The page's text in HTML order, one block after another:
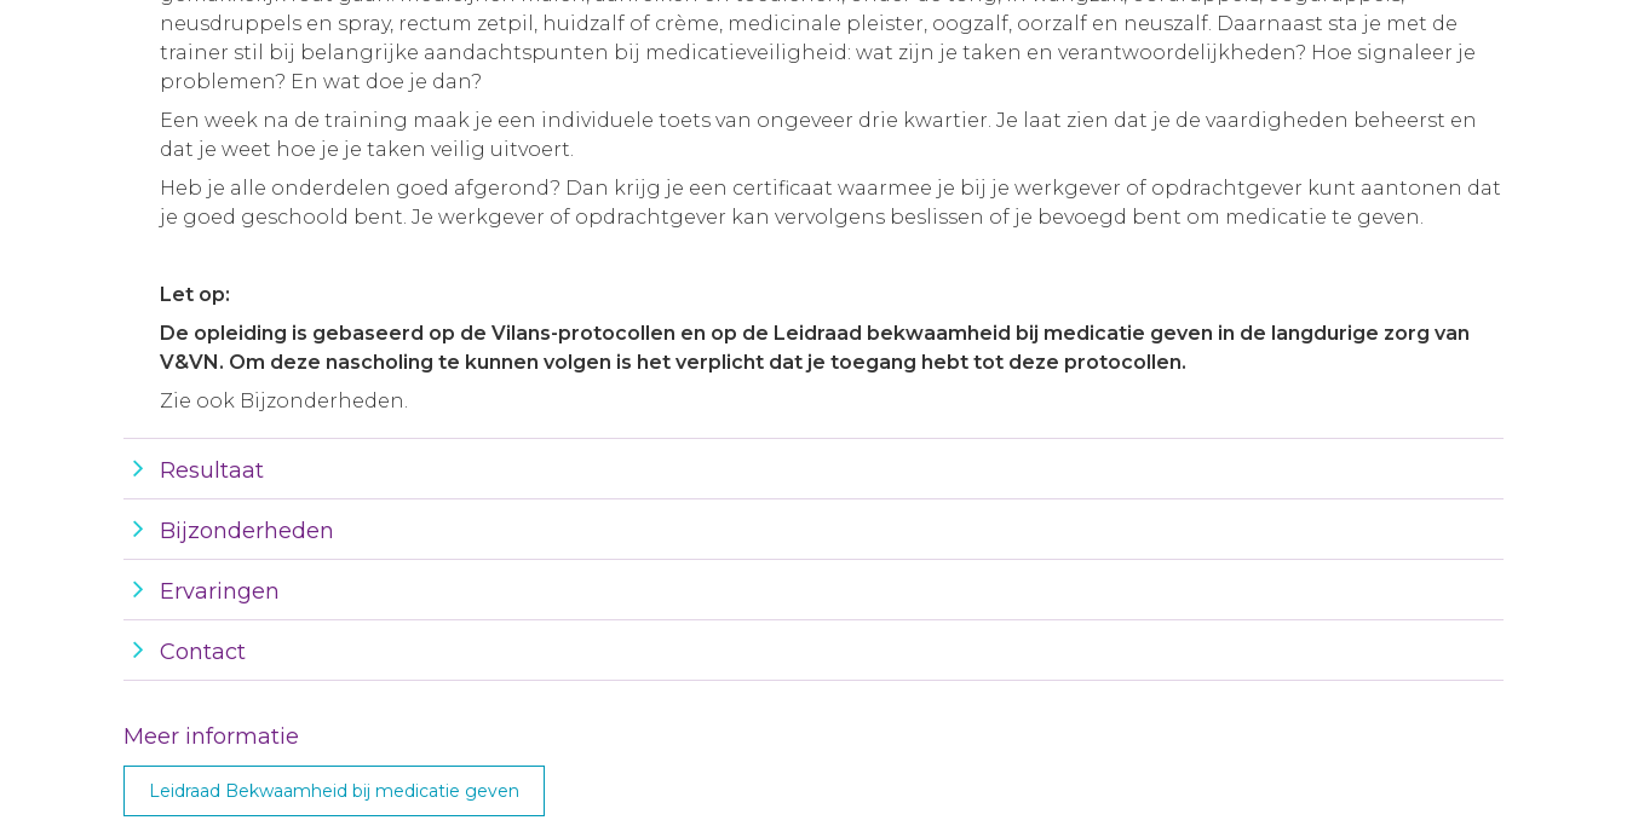
neusdruppels en spray, rectum zetpil, huidzalf of crème, medicinale pleister, oogzalf, oorzalf en neuszalf. Daarnaast sta je met de
trainer stil bij belangrijke aandachtspunten bij medicatieveiligheid: wat zijn je taken en verantwoordelijkheden? Hoe signaleer je
problemen? En wat doe je dan?
Een week na de training maak je een individuele toets van ongeveer drie kwartier. Je laat zien dat je de vaardigheden beheerst en
dat je weet hoe je je taken veilig uitvoert.
Heb je alle onderdelen goed afgerond? Dan krijg je een certificaat waarmee je bij je werkgever of opdrachtgever kunt aantonen dat
je goed geschoold bent. Je werkgever of opdrachtgever kan vervolgens beslissen of je bevoegd bent om medicatie te geven.
Let op:
De opleiding is gebaseerd op de Vilans-protocollen en op de Leidraad bekwaamheid bij medicatie geven in de langdurige zorg van
V&VN. Om deze nascholing te kunnen volgen is het verplicht dat je toegang hebt tot deze protocollen.
Zie ook Bijzonderheden.
Resultaat
Bijzonderheden
Ervaringen
Contact
Meer informatie
Leidraad Bekwaamheid bij medicatie geven